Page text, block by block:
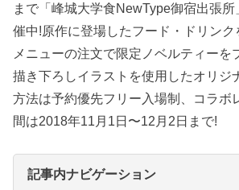
まで「峰城大学食NewType御宿出張
催中!原作に登場したフード・ドリン
メニューの注文で限定ノベルティーを
描き下ろしイラストを使用したオリジ
方法は予約優先フリー入場制、コラボ
間は2018年11月1日〜12月2日まで!
記事内ナビゲーション